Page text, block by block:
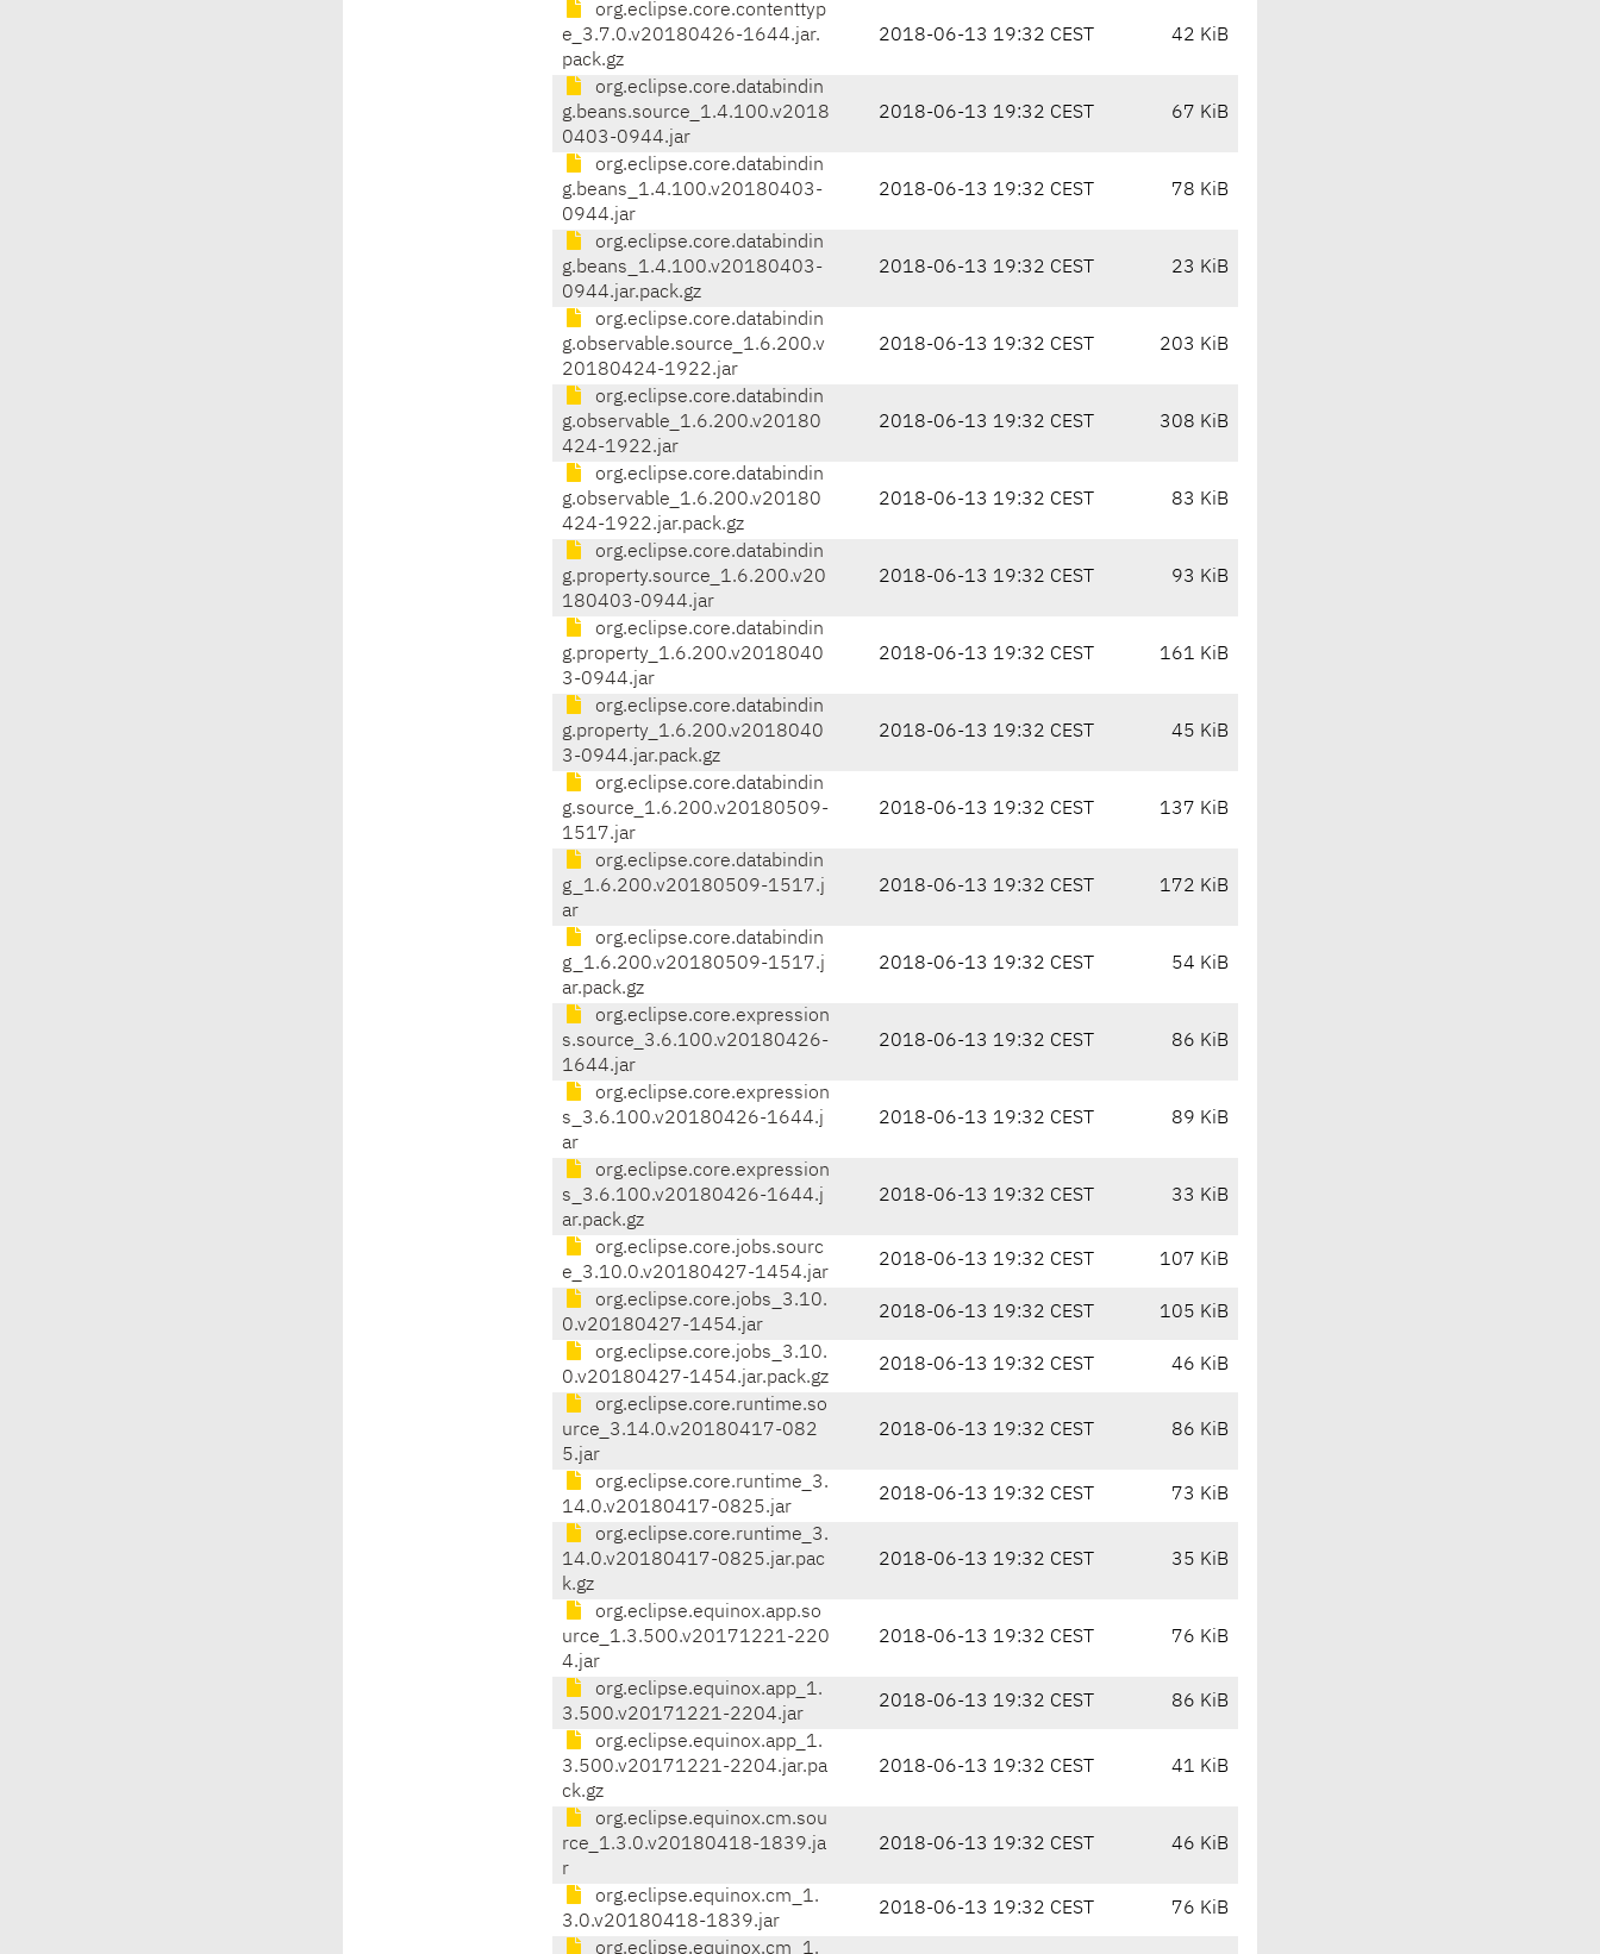
org.eclipse.core.contenttyp
e_3.7.0.v20180426-1644.jar.
pack.gz
2018-06-13 19:32 CEST 42 KiB
org.eclipse.core.databindin
g.beans.source_1.4.100.v2018
0403-0944.jar
2018-06-13 19:32 CEST 67 KiB
org.eclipse.core.databindin
g.beans_1.4.100.v20180403-
0944.jar
2018-06-13 19:32 CEST 78 KiB
org.eclipse.core.databindin
g.beans_1.4.100.v20180403-
0944.jar.pack.gz
2018-06-13 19:32 CEST 23 KiB
org.eclipse.core.databindin
g.observable.source_1.6.200.v
20180424-1922.jar
2018-06-13 19:32 CEST 203 KiB
org.eclipse.core.databindin
g.observable_1.6.200.v20180
424-1922.jar
2018-06-13 19:32 CEST 308 KiB
org.eclipse.core.databindin
g.observable_1.6.200.v20180
424-1922.jar.pack.gz
2018-06-13 19:32 CEST 83 KiB
org.eclipse.core.databindin
g.property.source_1.6.200.v20
180403-0944.jar
2018-06-13 19:32 CEST 93 KiB
org.eclipse.core.databindin
g.property_1.6.200.v2018040
3-0944.jar
2018-06-13 19:32 CEST 161 KiB
org.eclipse.core.databindin
g.property_1.6.200.v2018040
3-0944.jar.pack.gz
2018-06-13 19:32 CEST 45 KiB
org.eclipse.core.databindin
g.source_1.6.200.v20180509-
1517.jar
2018-06-13 19:32 CEST 137 KiB
org.eclipse.core.databindin
g_1.6.200.v20180509-1517.j
ar
2018-06-13 19:32 CEST 172 KiB
org.eclipse.core.databindin
g_1.6.200.v20180509-1517.j
ar.pack.gz
2018-06-13 19:32 CEST 54 KiB
org.eclipse.core.expression
s.source_3.6.100.v20180426-
1644.jar
2018-06-13 19:32 CEST 86 KiB
org.eclipse.core.expression
s_3.6.100.v20180426-1644.j
ar
2018-06-13 19:32 CEST 89 KiB
org.eclipse.core.expression
s_3.6.100.v20180426-1644.j
ar.pack.gz
2018-06-13 19:32 CEST 33 KiB
org.eclipse.core.jobs.sourc
e_3.10.0.v20180427-1454.jar
2018-06-13 19:32 CEST 107 KiB
org.eclipse.core.jobs_3.10.
0.v20180427-1454.jar
2018-06-13 19:32 CEST 105 KiB
org.eclipse.core.jobs_3.10.
0.v20180427-1454.jar.pack.gz
2018-06-13 19:32 CEST 46 KiB
org.eclipse.core.runtime.so
urce_3.14.0.v20180417-082
5.jar
2018-06-13 19:32 CEST 86 KiB
org.eclipse.core.runtime_3.
14.0.v20180417-0825.jar
2018-06-13 19:32 CEST 73 KiB
org.eclipse.core.runtime_3.
14.0.v20180417-0825.jar.pac
k.gz
2018-06-13 19:32 CEST 35 KiB
org.eclipse.equinox.app.so
urce_1.3.500.v20171221-220
4.jar
2018-06-13 19:32 CEST 76 KiB
org.eclipse.equinox.app_1.
3.500.v20171221-2204.jar
2018-06-13 19:32 CEST 86 KiB
org.eclipse.equinox.app_1.
3.500.v20171221-2204.jar.pa
ck.gz
2018-06-13 19:32 CEST 41 KiB
org.eclipse.equinox.cm.sou
rce_1.3.0.v20180418-1839.ja
r
2018-06-13 19:32 CEST 46 KiB
org.eclipse.equinox.cm_1.
3.0.v20180418-1839.jar
2018-06-13 19:32 CEST 76 KiB
org.eclipse.equinox.cm_1.